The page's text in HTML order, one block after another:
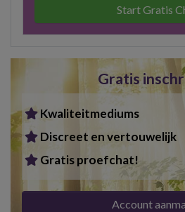
Start Gratis
Gratis
Kwaliteitmediums
Discreet en vertouwelijk
Gratis proefchat!
Account